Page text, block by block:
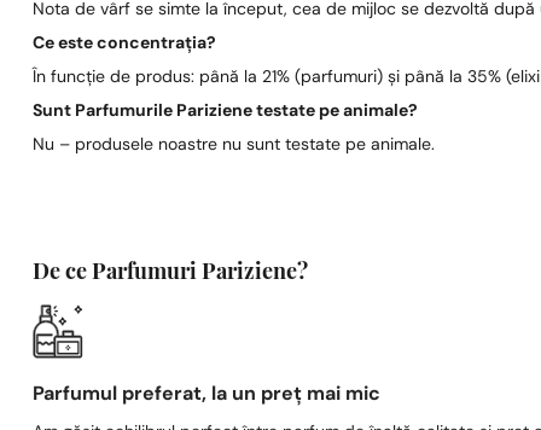
Nota de vârf se simte la început, cea de mijloc se dezvoltă
Ce este concentrația?
În funcție de produs: până la 21% (parfumuri) și până la 35%
Sunt Parfumurile Pariziene testate pe animale?
Nu – produsele noastre nu sunt testate pe animale.
De ce Parfumuri Pariziene?
Parfumul preferat, la un preț mai mic